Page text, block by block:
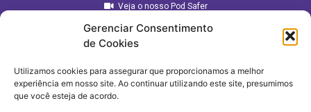
Gerenciar Consentimento
de Cookies
Utilizamos cookies para assegurar que proporcionamos a melhor
experiência em nosso site. Ao continuar utilizando este site, presumimos
que você esteja de acordo.
Veja o nosso Pod Safer